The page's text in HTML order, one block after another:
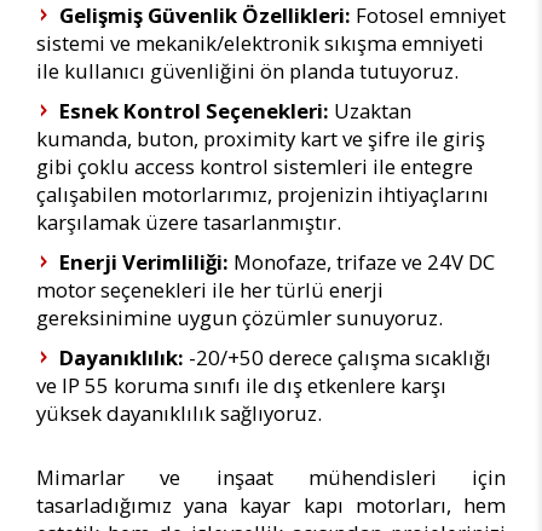
Gelişmiş Güvenlik Özellikleri: Fotosel emniyet
sistemi ve mekanik/elektronik sıkışma emniyeti
ile kullanıcı güvenliğini ön planda tutuyoruz.
Esnek Kontrol Seçenekleri: Uzaktan
kumanda, buton, proximity kart ve şifre ile giriş
gibi çoklu access kontrol sistemleri ile entegre
çalışabilen motorlarımız, projenizin ihtiyaçlarını
karşılamak üzere tasarlanmıştır.
Enerji Verimliliği: Monofaze, trifaze ve 24V DC
motor seçenekleri ile her türlü enerji
gereksinimine uygun çözümler sunuyoruz.
Dayanıklılık: -20/+50 derece çalışma sıcaklığı
ve IP 55 koruma sınıfı ile dış etkenlere karşı
yüksek dayanıklılık sağlıyoruz.
Mimarlar ve inşaat mühendisleri için
tasarladığımız yana kayar kapı motorları, hem